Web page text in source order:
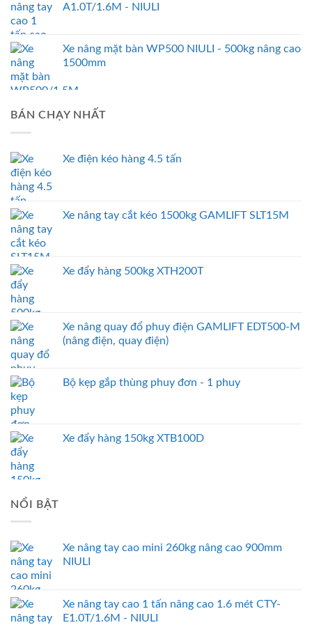
A1.0T/1.6M - NIULI
Xe nâng mặt bàn WP500 NIULI - 500kg nâng cao
1500mm
BÁN CHẠY NHẤT
Xe điện kéo hàng 4.5 tấn
Xe nâng tay cắt kéo 1500kg GAMLIFT SLT15M
Xe đẩy hàng 500kg XTH200T
Xe nâng quay đổ phuy điện GAMLIFT EDT500-M
(nâng điện, quay điện)
Bộ kẹp gắp thùng phuy đơn - 1 phuy
Xe đẩy hàng 150kg XTB100D
NỔI BẬT
Xe nâng tay cao mini 260kg nâng cao 900mm
NIULI
Xe nâng tay cao 1 tấn nâng cao 1.6 mét CTY-
E1.0T/1.6M - NIULI